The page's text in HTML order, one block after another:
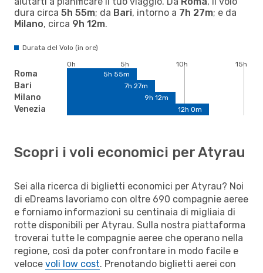
dura circa 5h 55m; da Bari, intorno a 7h 27m; e da
Milano, circa 9h 12m.
Durata del Volo (in ore)
Roma
Bari
Milano
Venezia
0h 5h 10h
15h
5h 55m
7h 27m
9h 12m
12h 0m
Scopri i voli economici per Atyrau
Sei alla ricerca di biglietti economici per Atyrau? Noi
di eDreams lavoriamo con oltre 690 compagnie aeree
e forniamo informazioni su centinaia di migliaia di
rotte disponibili per Atyrau. Sulla nostra piattaforma
troverai tutte le compagnie aeree che operano nella
regione, così da poter confrontare in modo facile e
veloce voli low cost. Prenotando biglietti aerei con